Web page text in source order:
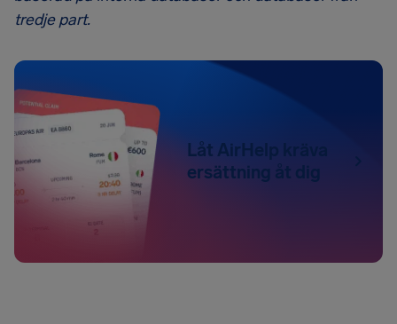
tredje part.
Låt AirHelp kräva
ersättning åt dig